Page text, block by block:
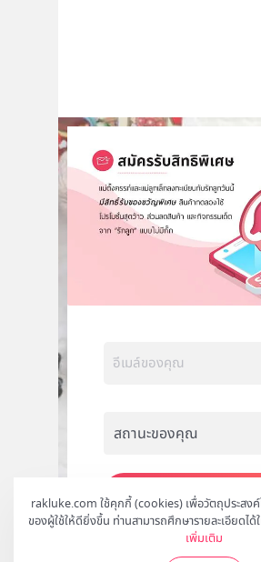
rakluke.com ใช้คุกกี้ (cookies) เพื่อวัตถุประสง
ของผู้ใช้ให้ดียิ่งขึ้น ท่านสามารถศึกษารายละเอียดได้
เพิ่มเติม
สมัคร